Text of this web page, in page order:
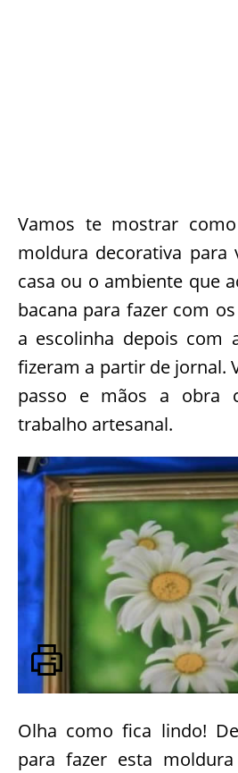
Vamos te mostrar
moldura decorativa para
casa ou o ambiente que
bacana para fazer com
a escolinha depois com
fizeram a partir de jornal.
passo e mãos a obra
trabalho artesanal.
Olha como fica lindo!
para fazer esta